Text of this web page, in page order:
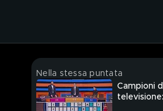
Nella stessa puntata
Campioni